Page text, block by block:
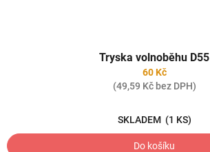
Tryska volnoběhu D55
60 Kč
(49,59 Kč bez DPH)
SKLADEM (1 KS)
Do košíku